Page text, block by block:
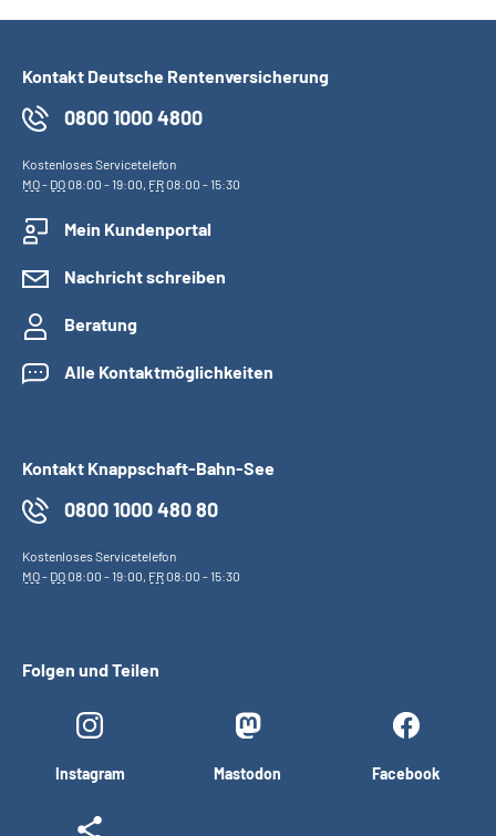
Kontakt Deutsche Rentenversicherung
0800 1000 4800
Kostenloses Servicetelefon
MO- DO08:00 - 19:00, FR08:00 - 15:30
Mein Kundenportal
Nachricht schreiben
Beratung
Alle Kontaktmöglichkeiten
Kontakt Knappschaft-Bahn-See
0800 1000 480 80
Kostenloses Servicetelefon
MO- DO08:00 - 19:00, FR08:00 - 15:30
Folgen und Teilen
Instagram Mastodon Facebook